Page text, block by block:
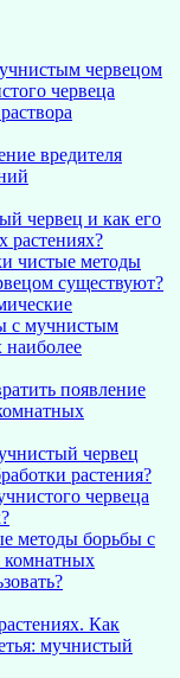
червецом
червеца
вредителя
червец и как его
растениях?
чистые методы
существуют?
с мучнистым
наиболее
появление
червец
растения?
червеца
методы борьбы с
комнатных
Как
мучнистый